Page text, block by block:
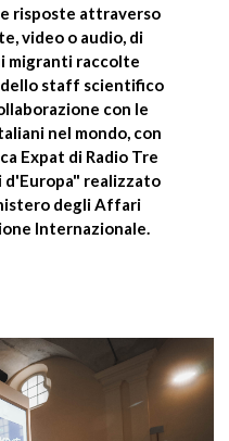
risposte attraverso
video o audio, di
migranti raccolte
dello staff scientifico
con le
nel mondo, con
Expat di Radio Tre
realizzato
degli Affari
Internazionale.